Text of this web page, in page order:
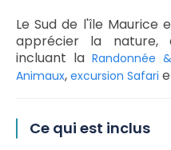
Le Sud de l'île Maurice
apprécier la nature,
incluant la Randonnée
Animaux, excursion Safari
Ce qui est inclus